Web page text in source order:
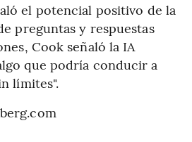
el potencial positivo de la
preguntas y respuestas
Cook señaló la IA
que podría conducir a
límites".